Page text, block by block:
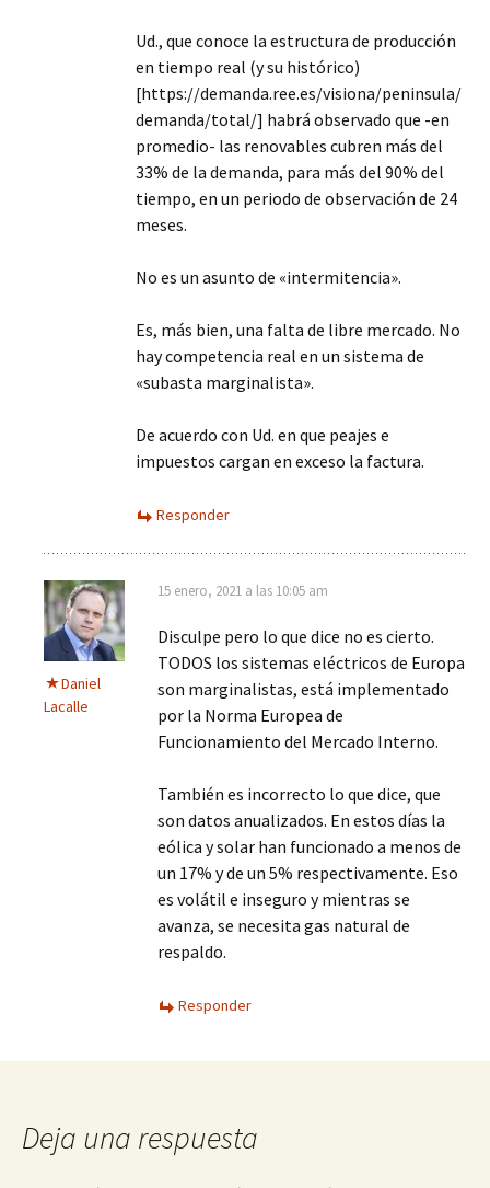
Ud., que conoce la estructura de producción
en tiempo real (y su histórico)
[https://demanda.ree.es/visiona/peninsula/
demanda/total/] habrá observado que -en
promedio- las renovables cubren más del
33% de la demanda, para más del 90% del
tiempo, en un periodo de observación de 24
meses.
No es un asunto de «intermitencia».
Es, más bien, una falta de libre mercado. No
hay competencia real en un sistema de
«subasta marginalista».
De acuerdo con Ud. en que peajes e
impuestos cargan en exceso la factura.
Responder
Daniel
Lacalle
15 enero, 2021 a las 10:05 am
Disculpe pero lo que dice no es cierto.
TODOS los sistemas eléctricos de Europa
son marginalistas, está implementado
por la Norma Europea de
Funcionamiento del Mercado Interno.
También es incorrecto lo que dice, que
son datos anualizados. En estos días la
eólica y solar han funcionado a menos de
un 17% y de un 5% respectivamente. Eso
es volátil e inseguro y mientras se
avanza, se necesita gas natural de
respaldo.
Responder
Deja una respuesta